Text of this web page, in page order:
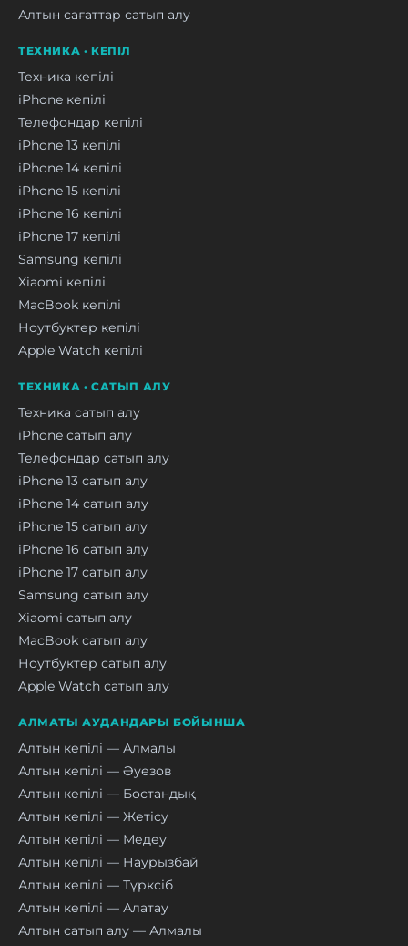
Алтын сағаттар сатып алу
ТЕХНИКА · КЕПІЛ
Техника кепілі
iPhone кепілі
Телефондар кепілі
iPhone 13 кепілі
iPhone 14 кепілі
iPhone 15 кепілі
iPhone 16 кепілі
iPhone 17 кепілі
Samsung кепілі
Xiaomi кепілі
MacBook кепілі
Ноутбуктер кепілі
Apple Watch кепілі
ТЕХНИКА · САТЫП АЛУ
Техника сатып алу
iPhone сатып алу
Телефондар сатып алу
iPhone 13 сатып алу
iPhone 14 сатып алу
iPhone 15 сатып алу
iPhone 16 сатып алу
iPhone 17 сатып алу
Samsung сатып алу
Xiaomi сатып алу
MacBook сатып алу
Ноутбуктер сатып алу
Apple Watch сатып алу
АЛМАТЫ АУДАНДАРЫ БОЙЫНША
Алтын кепілі — Алмалы
Алтын кепілі — Әуезов
Алтын кепілі — Бостандық
Алтын кепілі — Жетісу
Алтын кепілі — Медеу
Алтын кепілі — Наурызбай
Алтын кепілі — Түрксіб
Алтын кепілі — Алатау
Алтын сатып алу — Алмалы